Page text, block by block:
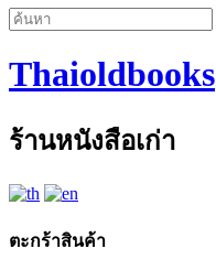
Thaioldbooks
ร้านหนังสือเก่า
ตะกร้าสินค้า